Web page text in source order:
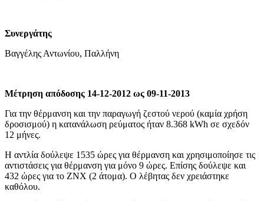
Συνεργάτης
Βαγγέλης Αντωνίου, Παλλήνη
Μέτρηση απόδοσης 14-12-2012 ως 09-11-2013
Για την θέρμανση και την παραγωγή ζεστού νερού (καμία χρήση
δροσισμού) η κατανάλωση ρεύματος ήταν 8.368 kWh σε σχεδόν
12 μήνες.
Η αντλία δούλεψε 1535 ώρες για θέρμανση και χρησιμοποίησε τις
αντιστάσεις για θέρμανση για μόνο 9 ώρες. Επίσης δούλεψε και
432 ώρες για το ΖΝΧ (2 άτομα). Ο λέβητας δεν χρειάστηκε
καθόλου.